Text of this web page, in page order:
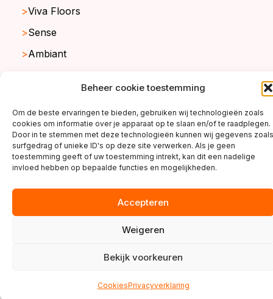
Beheer cookie toestemming
Om de beste ervaringen te bieden, gebruiken wij technologieën zoals
cookies om informatie over je apparaat op te slaan en/of te raadplegen.
Door in te stemmen met deze technologieën kunnen wij gegevens zoals
surfgedrag of unieke ID's op deze site verwerken. Als je geen
toestemming geeft of uw toestemming intrekt, kan dit een nadelige
invloed hebben op bepaalde functies en mogelijkheden.
Accepteren
Weigeren
Bekijk voorkeuren
CookiesPrivacyverklaring
Viva Floors
Sense
Ambiant